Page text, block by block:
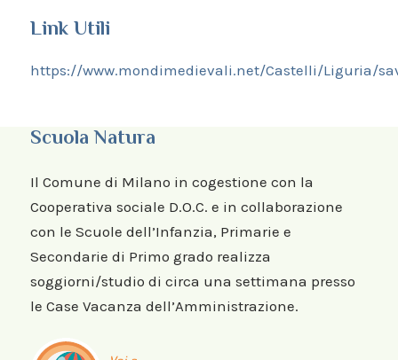
Link Utili
https://www.mondimedievali.net/Castelli/Liguria/
Scuola Natura
Il Comune di Milano in cogestione con la
Cooperativa sociale D.O.C. e in collaborazione
con le Scuole dell’Infanzia, Primarie e
Secondarie di Primo grado realizza
soggiorni/studio di circa una settimana presso
le Case Vacanza dell’Amministrazione.